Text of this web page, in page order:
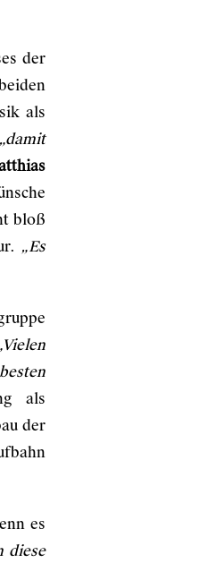
der
als
„damit
bloß
„Es
als
der
es
diese